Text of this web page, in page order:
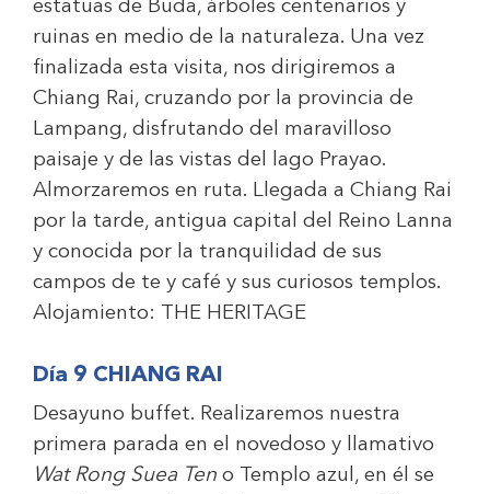
estatuas de Buda, árboles centenarios y
ruinas en medio de la naturaleza. Una vez
finalizada esta visita, nos dirigiremos a
Chiang Rai, cruzando por la provincia de
Lampang, disfrutando del maravilloso
paisaje y de las vistas del lago Prayao.
Almorzaremos en ruta. Llegada a Chiang Rai
por la tarde, antigua capital del Reino Lanna
y conocida por la tranquilidad de sus
campos de te y café y sus curiosos templos.
Alojamiento:
THE HERITAGE
Día 9 CHIANG RAI
Desayuno buffet. Realizaremos nuestra
primera parada en el novedoso y llamativo
Wat Rong Suea Ten o Templo azul, en él se